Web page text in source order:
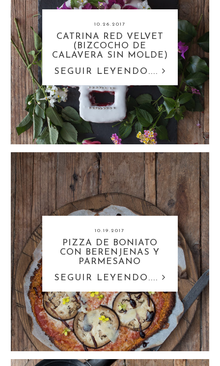
10.26.2017
CATRINA RED VELVET
(BIZCOCHO DE
CALAVERA SIN MOLDE)
SEGUIR LEYENDO....
10.19.2017
PIZZA DE BONIATO
CON BERENJENAS Y
PARMESANO
SEGUIR LEYENDO....